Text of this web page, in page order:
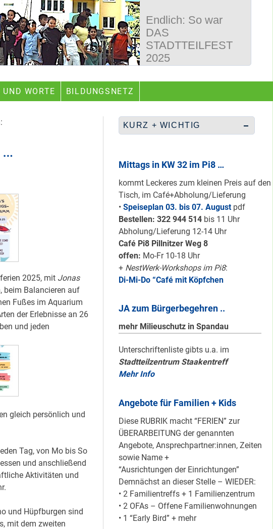
UND WORTE BILDUNGSNETZ
…
2025, mit Jonas
beim Balancieren auf
Fußes im Aquarium
der Erlebnisse an 26
und jeden
gleich persönlich und
Tag, von Mo bis So
und anschließend
Aktivitäten und
und Hüpfburgen sind
mit dem zweiten
KURZ + WICHTIG
Mittags in KW 32 im Pi8 …
kommt Leckeres zum kleinen Preis auf den
Tisch, im Café+Abholung/Lieferung
• Speiseplan 03. bis 07. August pdf
Bestellen: 322 944 514bis 11 Uhr
Abholung/Lieferung 12-14 Uhr
Café Pi8 Pillnitzer Weg 8
offen: Mo-Fr 10-18 Uhr
+ NestWerk-Workshops im Pi8:
Di-Mi-Do “Café mit Köpfchen
JA zum Bürgerbegehren ..
mehr Milieuschutz in Spandau
Unterschriftenliste gibts u.a. im
Stadtteilzentrum Staakentreff
Mehr Info
Angebote für Familien + Kids
Diese RUBRIK macht “FERIEN” zur
ÜBERARBEITUNG der genannten
Angebote, Ansprechpartner:innen, Zeiten
sowie Name +
“Ausrichtungen der Einrichtungen”
Demnächst an dieser Stelle – WIEDER:
• 2 Familientreffs + 1 Familienzentrum
• 2 OFAs – Offene Familienwohnungen
• 1 “Early Bird” + mehr
Endlich: So war
DAS
STADTTEILFEST
2025
Wegbereiter &
geht & sich
ABSCHAFFEN!
Nur grüne & gelbe
Karten für den
neuen Quartiersrat
2023-25 …
Ein echtes “PLUS”
Nord …
Staaken: Immer
schön sauber
halten!
Neuer Look für’s
#Nachbarschaftmachen
Mit dem
“Redemobil” im
Kiez unterwegs …